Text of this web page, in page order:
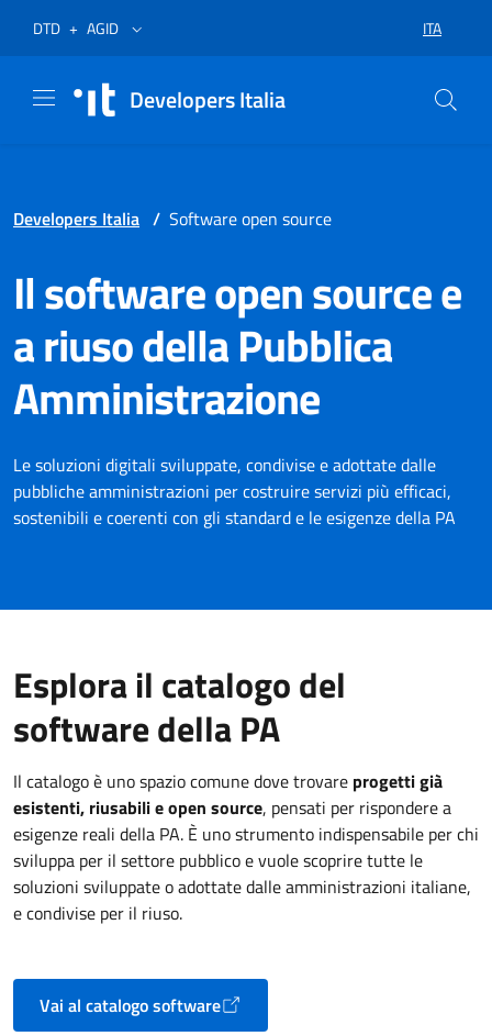
DTDApre in un nuovo tab
+ AGIDApre in un nuovo tab ITA
Developers Italia
Developers Italia / Software open source
Il software open source e
a riuso della Pubblica
Amministrazione
Le soluzioni digitali sviluppate, condivise e adottate dalle
pubbliche amministrazioni per costruire servizi più efficaci,
sostenibili e coerenti con gli standard e le esigenze della PA
Esplora il catalogo del
software della PA
Il catalogo è uno spazio comune dove trovare progetti già
esistenti, riusabili e open source, pensati per rispondere a
esigenze reali della PA. È uno strumento indispensabile per chi
sviluppa per il settore pubblico e vuole scoprire tutte le
soluzioni sviluppate o adottate dalle amministrazioni italiane,
e condivise per il riuso.
Vai al catalogo software
Apre in un nuovo tab